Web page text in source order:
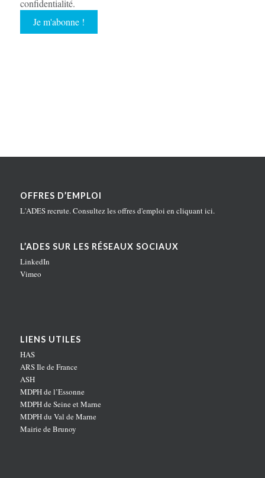
confidentialité.
OFFRES D’EMPLOI
L'ADES recrute. Consultez les offres d'emploi en cliquant ici.
L’ADES SUR LES RÉSEAUX SOCIAUX
LinkedIn
Vimeo
LIENS UTILES
HAS
ARS Ile de France
ASH
MDPH de l’Essonne
MDPH de Seine et Marne
MDPH du Val de Marne
Mairie de Brunoy